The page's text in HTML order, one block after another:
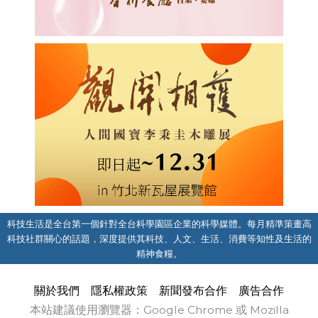
科技生活是全台第一個針對全台科學園區企業的科學媒體。每月精準策畫高
科技社群關心的話題，深度提供其科技、人文、生活、消費等知性及生活的
精神食糧。
關於我們 隱私權政策 新聞發布合作
廣告合作
本站建議使用瀏覽器：Google Chrome 或 Mozilla